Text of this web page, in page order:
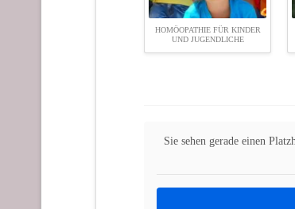
HOMÖOPATHIE FÜR KINDER
UND JUGENDLICHE
Sie sehen gerade einen